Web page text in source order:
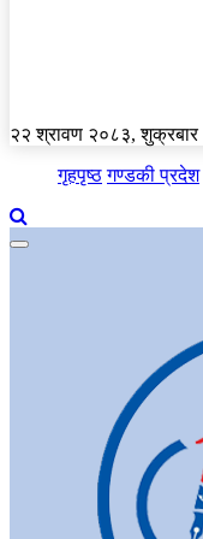
२२ श्रावण २०८३, शुक्रबार
गृहपृष्ठ गण्डकी प्रदेश